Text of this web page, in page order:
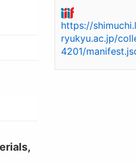
https://
ryukyu.ac.jp/
4201/